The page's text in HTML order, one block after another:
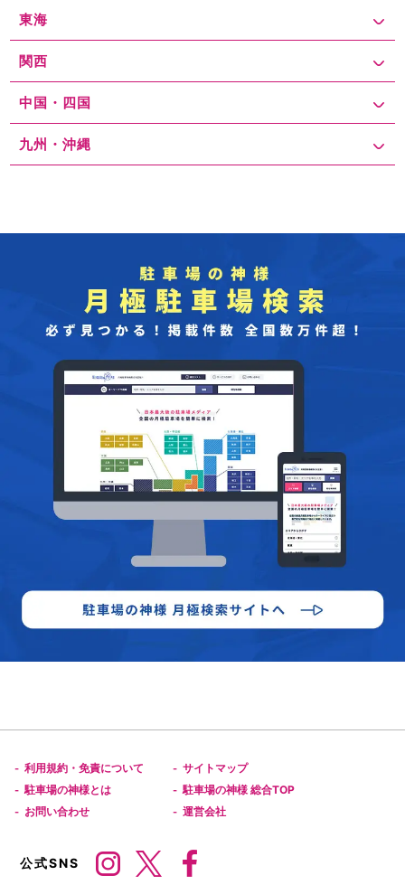
東海
関西
中国・四国
九州・沖縄
- 利用規約・免責について - サイトマップ
- 駐車場の神様とは - 駐車場の神様 総合TOP
- お問い合わせ - 運営会社
公式SNS